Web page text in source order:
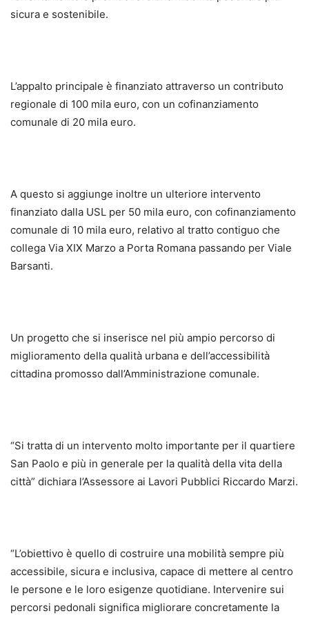
sicura e sostenibile.
L’appalto principale è finanziato attraverso un contributo
regionale di 100 mila euro, con un cofinanziamento
comunale di 20 mila euro.
A questo si aggiunge inoltre un ulteriore intervento
finanziato dalla USL per 50 mila euro, con cofinanziamento
comunale di 10 mila euro, relativo al tratto contiguo che
collega Via XIX Marzo a Porta Romana passando per Viale
Barsanti.
Un progetto che si inserisce nel più ampio percorso di
miglioramento della qualità urbana e dell’accessibilità
cittadina promosso dall’Amministrazione comunale.
“Si tratta di un intervento molto importante per il quartiere
San Paolo e più in generale per la qualità della vita della
città” dichiara l’Assessore ai Lavori Pubblici Riccardo Marzi.
“L’obiettivo è quello di costruire una mobilità sempre più
accessibile, sicura e inclusiva, capace di mettere al centro
le persone e le loro esigenze quotidiane. Intervenire sui
percorsi pedonali significa migliorare concretamente la